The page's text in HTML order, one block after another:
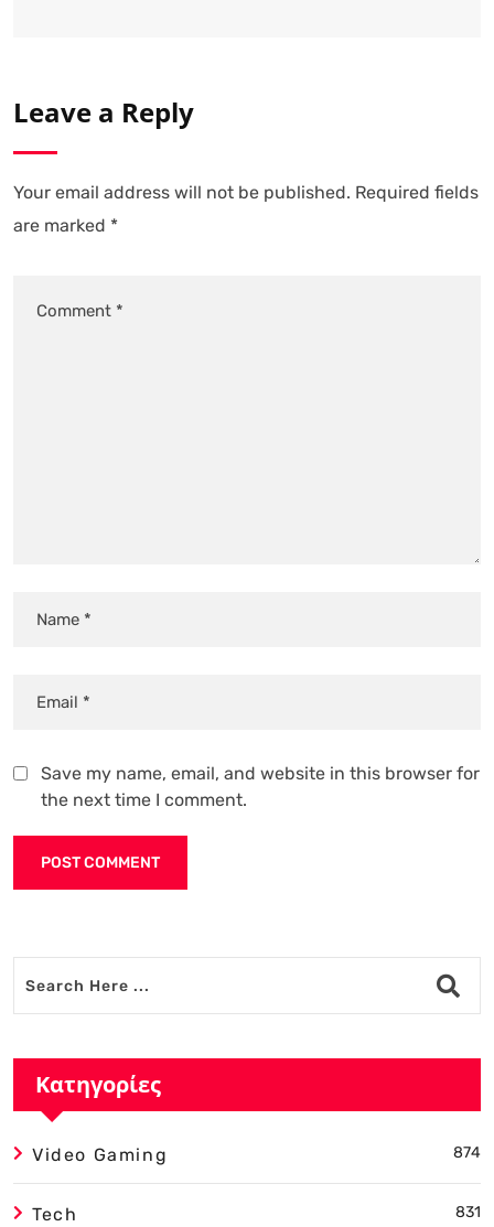
Leave a Reply
Your email address will not be published. Required fields
are marked *
Save my name, email, and website in this browser for
the next time I comment.
Κατηγορίες
Video Gaming 874
Tech 831